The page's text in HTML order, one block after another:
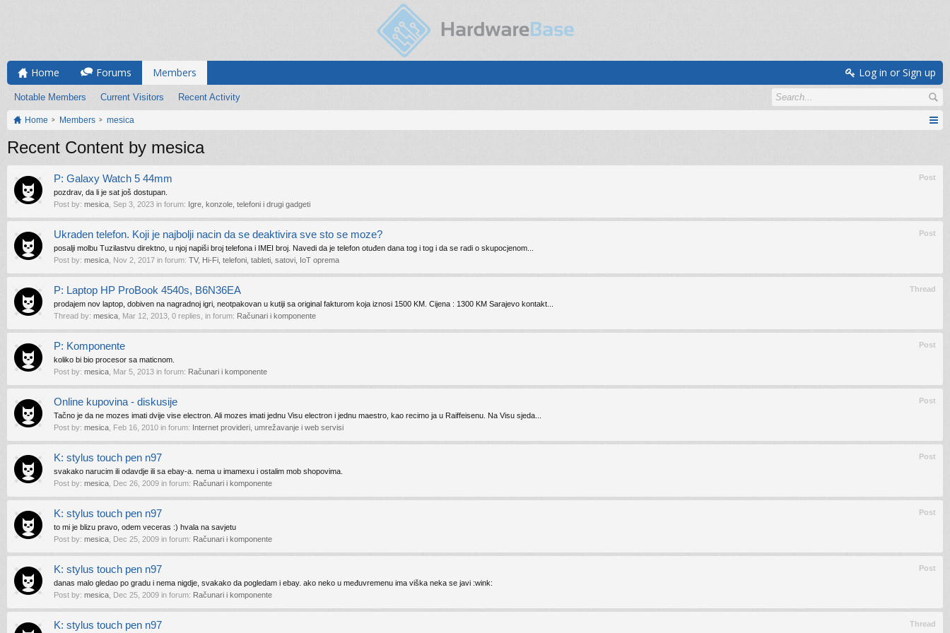
Home Forums Members
Notable Members Current Visitors Recent Activity
Log in or Sign up
Home Members mesica
Recent Content by mesica
Post
P: Galaxy Watch 5 44mm
pozdrav, da li je sat još dostupan.
Post by: mesica Sep 3, 2023 in forum: Igre, konzole, telefoni i drugi gadgeti
Post
Ukraden telefon. Koji je najbolji nacin da se deaktivira sve sto se moze?
posalji molbu Tuzilastvu direktno, u njoj napiši broj telefona i IMEI broj. Navedi da je telefon otuđen dana tog i tog i da se radi o skupocjenom...
Post by: mesica Nov 2, 2017 in forum: TV, Hi-Fi, telefoni, tableti, satovi, IoT oprema
Thread
P: Laptop HP ProBook 4540s, B6N36EA
prodajem nov laptop, dobiven na nagradnoj igri, neotpakovan u kutiji sa original fakturom koja iznosi 1500 KM. Cijena : 1300 KM Sarajevo kontakt...
Thread by: mesica Mar 12, 2013 , 0 replies, in forum: Računari i komponente
Post
P: Komponente
koliko bi bio procesor sa maticnom.
Post by: mesica Mar 5, 2013 in forum: Računari i komponente
Post
Online kupovina - diskusije
Tačno je da ne mozes imati dvije vise electron. Ali mozes imati jednu Visu electron i jednu maestro, kao recimo ja u Raiffeisenu. Na Visu sjeda...
Post by: mesica Feb 16, 2010 in forum: Internet provideri, umrežavanje i web servisi
Post
K: stylus touch pen n97
svakako narucim ili odavdje ili sa ebay-a. nema u imamexu i ostalim mob shopovima.
Post by: mesica Dec 26, 2009 in forum: Računari i komponente
Post
K: stylus touch pen n97
to mi je blizu pravo, odem veceras :) hvala na savjetu
Post by: mesica Dec 25, 2009 in forum: Računari i komponente
Post
K: stylus touch pen n97
danas malo gledao po gradu i nema nigdje, svakako da pogledam i ebay. ako neko u međuvremenu ima viška neka se javi :wink:
Post by: mesica Dec 25, 2009 in forum: Računari i komponente
Thread
K: stylus touch pen n97